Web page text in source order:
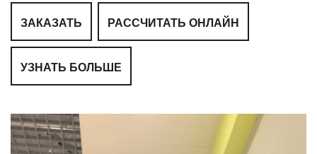
ЗАКАЗАТЬ РАССЧИТАТЬ ОНЛАЙН
УЗНАТЬ БОЛЬШЕ